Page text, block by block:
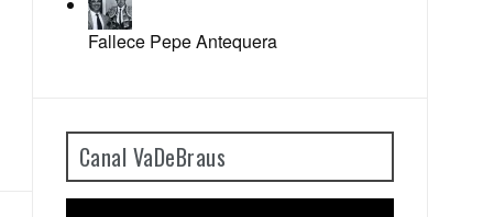
Fallece Pepe Antequera
Canal VaDeBraus